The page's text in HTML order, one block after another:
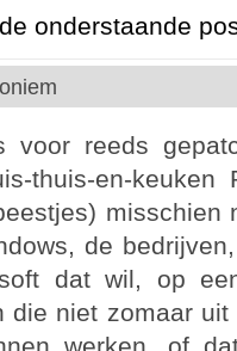
onderstaande
voor reeds
thuis-en-
de
dat wil, op
die niet zomaar